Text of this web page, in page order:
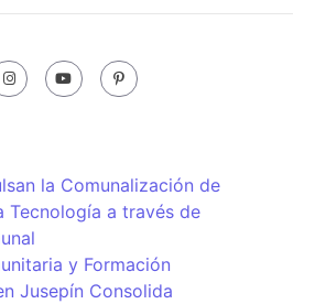
la Comunalización de
Tecnología a través de
y Formación
Jusepín Consolida